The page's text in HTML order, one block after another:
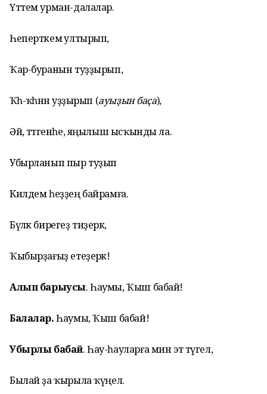
Үттем урман-далалар.
Һеперткемә ултырып,
Ҡар-буранын туҙҙырып,
Ҡәһ-ҡәһәнән уҙҙырып (ауыҙын баҫа),
Әй, әттәгенһе, яңылыш ысҡынды ла.
Убырланып пыр туҙып
Килдем һеҙҙең байрамға.
Бүләк бирегеҙ тиҙерәк,
Ҡыбырҙағыҙ етеҙерәк!
Алып барыусы. Һаумы, Ҡыш бабай!
Балалар.Һаумы, Ҡыш бабай!
Убырлы бабай. Һау-һауларға мин эт түгел,
Былай ҙа ҡырыла ҡүңел.